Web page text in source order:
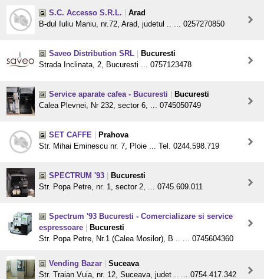
S.C. Accesso S.R.L.
Arad
B-dul Iuliu Maniu, nr.72, Arad, judetul .. ... 0257270850
Saveo Distribution SRL
Bucuresti
Strada Inclinata, 2, Bucuresti ... 0757123478
Service aparate cafea - Bucuresti
Bucuresti
Calea Plevnei, Nr 232, sector 6, ... 0745050749
SET CAFFE
Prahova
Str. Mihai Eminescu nr. 7, Ploie ... Tel. 0244.598.719
SPECTRUM '93
Bucuresti
Str. Popa Petre, nr. 1, sector 2, ... 0745.609.011
Spectrum '93 Bucuresti - Comercializare si service
espressoare
Bucuresti
Str. Popa Petre, Nr.1 (Calea Mosilor), B .. ... 0745604360
Vending Bazar
Suceava
Str. Traian Vuia, nr. 12, Suceava, judet .. ... 0754.417.342